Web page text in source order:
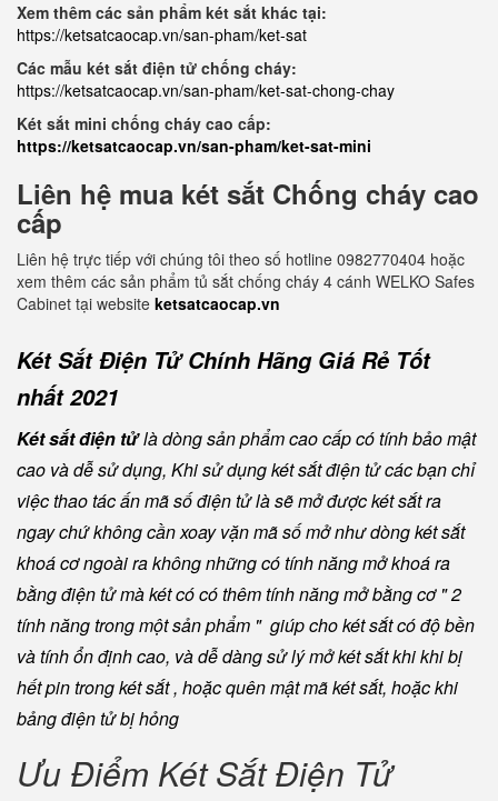
Xem thêm các sản phẩm két sắt khác tại:
https://ketsatcaocap.vn/san-pham/ket-sat
Các mẫu két sắt điện tử chống cháy:
https://ketsatcaocap.vn/san-pham/ket-sat-chong-chay
Két sắt mini chống cháy cao cấp:
https://ketsatcaocap.vn/san-pham/ket-sat-mini
Liên hệ mua két sắt Chống cháy cao
cấp
Liên hệ trực tiếp với chúng tôi theo số hotline 0982770404 hoặc
xem thêm các sản phẩm tủ sắt chống cháy 4 cánh WELKO Safes
Cabinet tại website ketsatcaocap.vn
Két Sắt Điện Tử Chính Hãng Giá Rẻ Tốt
nhất 2021
Két sắt điện tửlà dòng sản phẩm cao cấp có tính bảo mật
cao và dễ sử dụng, Khi sử dụng két sắt điện tử các bạn chỉ
việc thao tác ấn mã số điện tử là sẽ mở được két sắt ra
ngay chứ không cần xoay vặn mã số mở như dòng két sắt
khoá cơ ngoài ra không những có tính năng mở khoá ra
bằng điện tử mà két có có thêm tính năng mở bằng cơ " 2
tính năng trong một sản phẩm " giúp cho két sắt có độ bền
và tính ổn định cao, và dễ dàng sử lý mở két sắt khi khi bị
hết pin trong két sắt , hoặc quên mật mã két sắt, hoặc khi
bảng điện tử bị hỏng
Ưu Điểm Két Sắt Điện Tử